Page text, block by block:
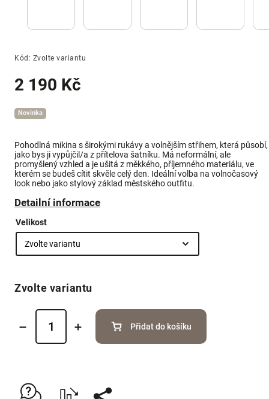
Kód: Zvolte variantu
2 190 Kč
Novinka
Pohodlná mikina s širokými rukávy a volnějším střihem, která působí,
jako bys ji vypůjčil/a z přítelova šatníku. Má neformální, ale
promyšlený vzhled a je ušitá z měkkého, příjemného materiálu, ve
kterém se budeš cítit skvěle celý den. Ideální volba na volnočasový
look nebo jako stylový základ městského outfitu.
Detailní informace
Velikost
Zvolte variantu
Přidat do košíku